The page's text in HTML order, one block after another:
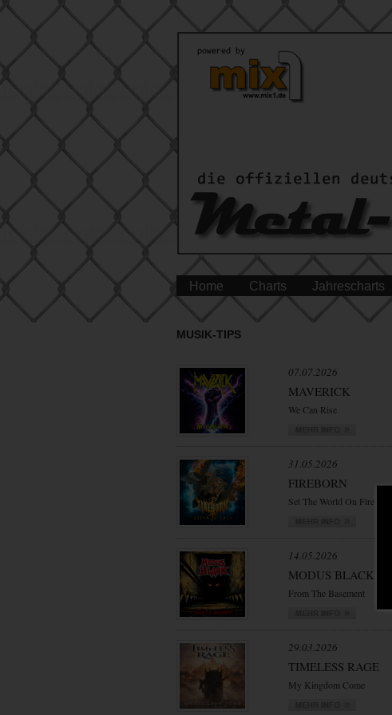
Home Charts Jahrescharts
MUSIK-TIPS
07.07.2026
MAVERICK
We Can Rise
31.05.2026
FIREBORN
Set The World On Fire
14.05.2026
MODUS BLACK
From The Basement
29.03.2026
TIMELESS RAGE
My Kingdom Come